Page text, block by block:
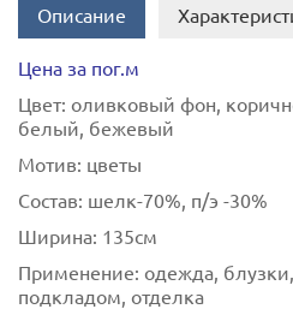
Описание
Цена за пог.м
Цвет: оливковый фон,
белый, бежевый
Мотив: цветы
Состав: шелк-70%, п/э -30%
Ширина: 135см
Применение: одежда,
подкладом, отделка